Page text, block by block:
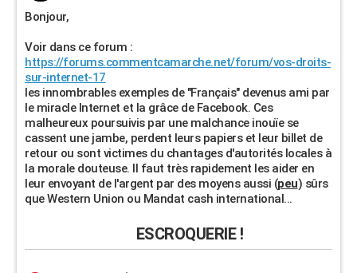
Bonjour,
Voir dans ce forum :
https://forums.commentcamarche.net/forum/vos-droits-
sur-internet-17
les innombrables exemples de "Français" devenus ami par
le miracle Internet et la grâce de Facebook. Ces
malheureux poursuivis par une malchance inouïe se
cassent une jambe, perdent leurs papiers et leur billet de
retour ou sont victimes du chantages d'autorités locales à
la morale douteuse. Il faut très rapidement les aider en
leur envoyant de l'argent par des moyens aussi (peu) sûrs
que Western Union ou Mandat cash international...
ESCROQUERIE !